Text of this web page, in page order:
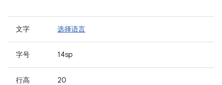
文字 选择语言
字号 14sp
行高 20